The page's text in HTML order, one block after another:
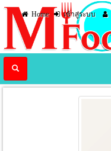
Home เข้าสู่ระบบ